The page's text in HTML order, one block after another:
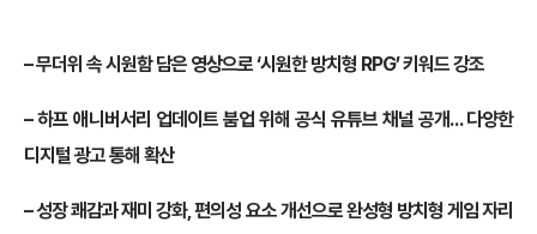
– 무더위 속 시원함 담은 영상으로 ‘시원한 방치형 RPG’ 키워드 강조
– 하프 애니버서리 업데이트 붐업 위해 공식 유튜브 채널 공개… 다양한
디지털 광고 통해 확산
– 성장 쾌감과 재미 강화, 편의성 요소 개선으로 완성형 방치형 게임 자리